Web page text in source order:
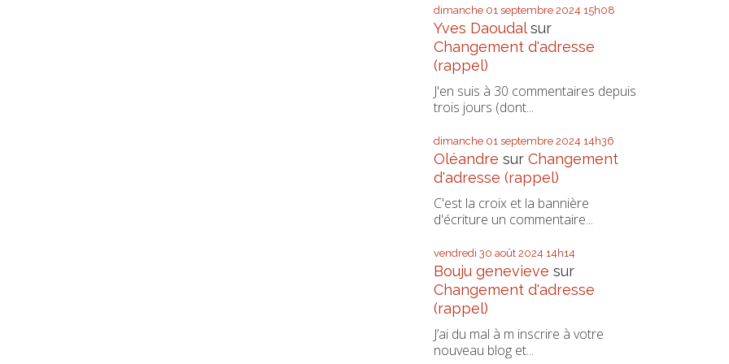
dimanche 01 septembre 2024 15h08
Yves Daoudalsur
Changement d'adresse
(rappel)
J'en suis à 30 commentaires depuis
trois jours (dont...
dimanche 01 septembre 2024 14h36
Oléandre sur Changement
d'adresse (rappel)
C'est la croix et la bannière
d'écriture un commentaire...
vendredi 30 août 2024 14h14
Bouju genevieve sur
Changement d'adresse
(rappel)
J’ai du mal à m inscrire à votre
nouveau blog et...